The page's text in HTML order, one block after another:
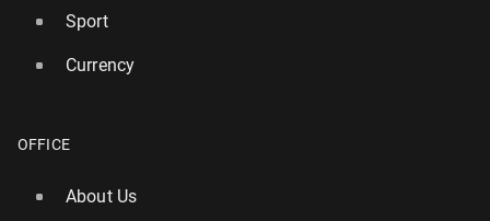
Sport
Currency
OFFICE
About Us